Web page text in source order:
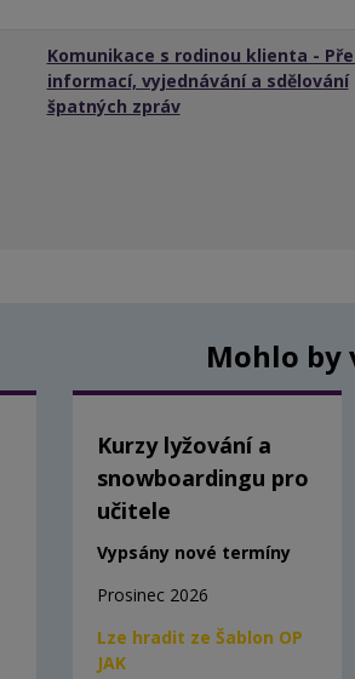
Komunikace s rodinou klienta -
informací, vyjednávání a sdělování
špatných zpráv
Mohlo by
Kurzy lyžování a
snowboardingu pro
učitele
Vypsány nové termíny
Prosinec 2026
Lze hradit ze Šablon OP
JAK